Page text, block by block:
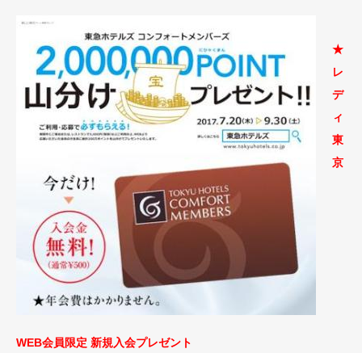
★
レ
デ
ィ
東
京
WEB会員限定 新規入会プレゼント